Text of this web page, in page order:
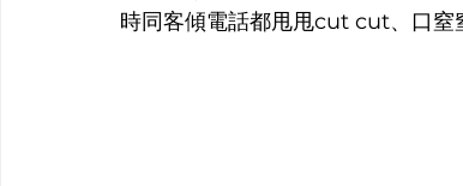
時同客傾電話都甩甩cut cut、口窒